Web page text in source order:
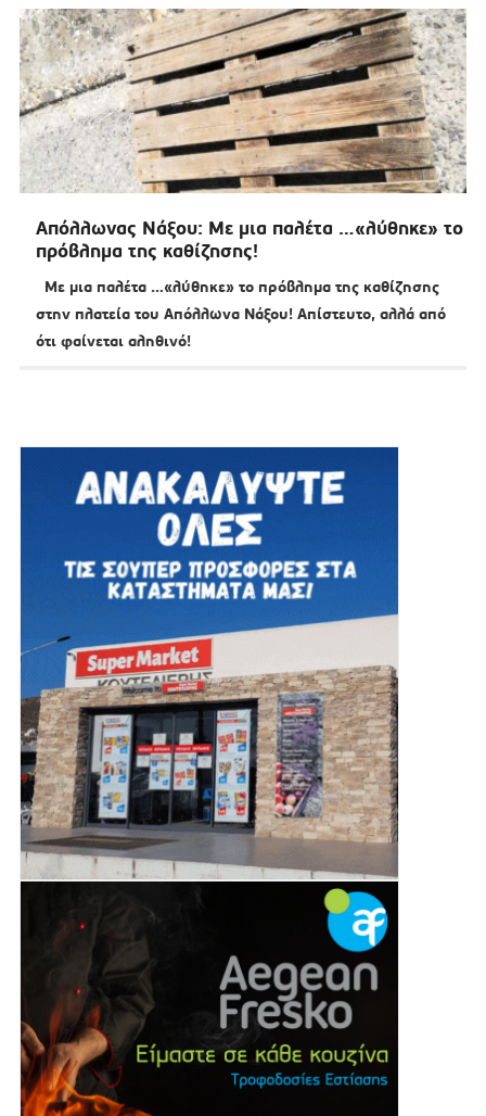
Απόλλωνας Νάξου: Με μια παλέτα …«λύθηκε» το
πρόβλημα της καθίζησης!
Με μια παλέτα …«λύθηκε» το πρόβλημα της καθίζησης
στην πλατεία του Απόλλωνα Νάξου! Απίστευτο, αλλά από
ότι φαίνεται αληθινό!